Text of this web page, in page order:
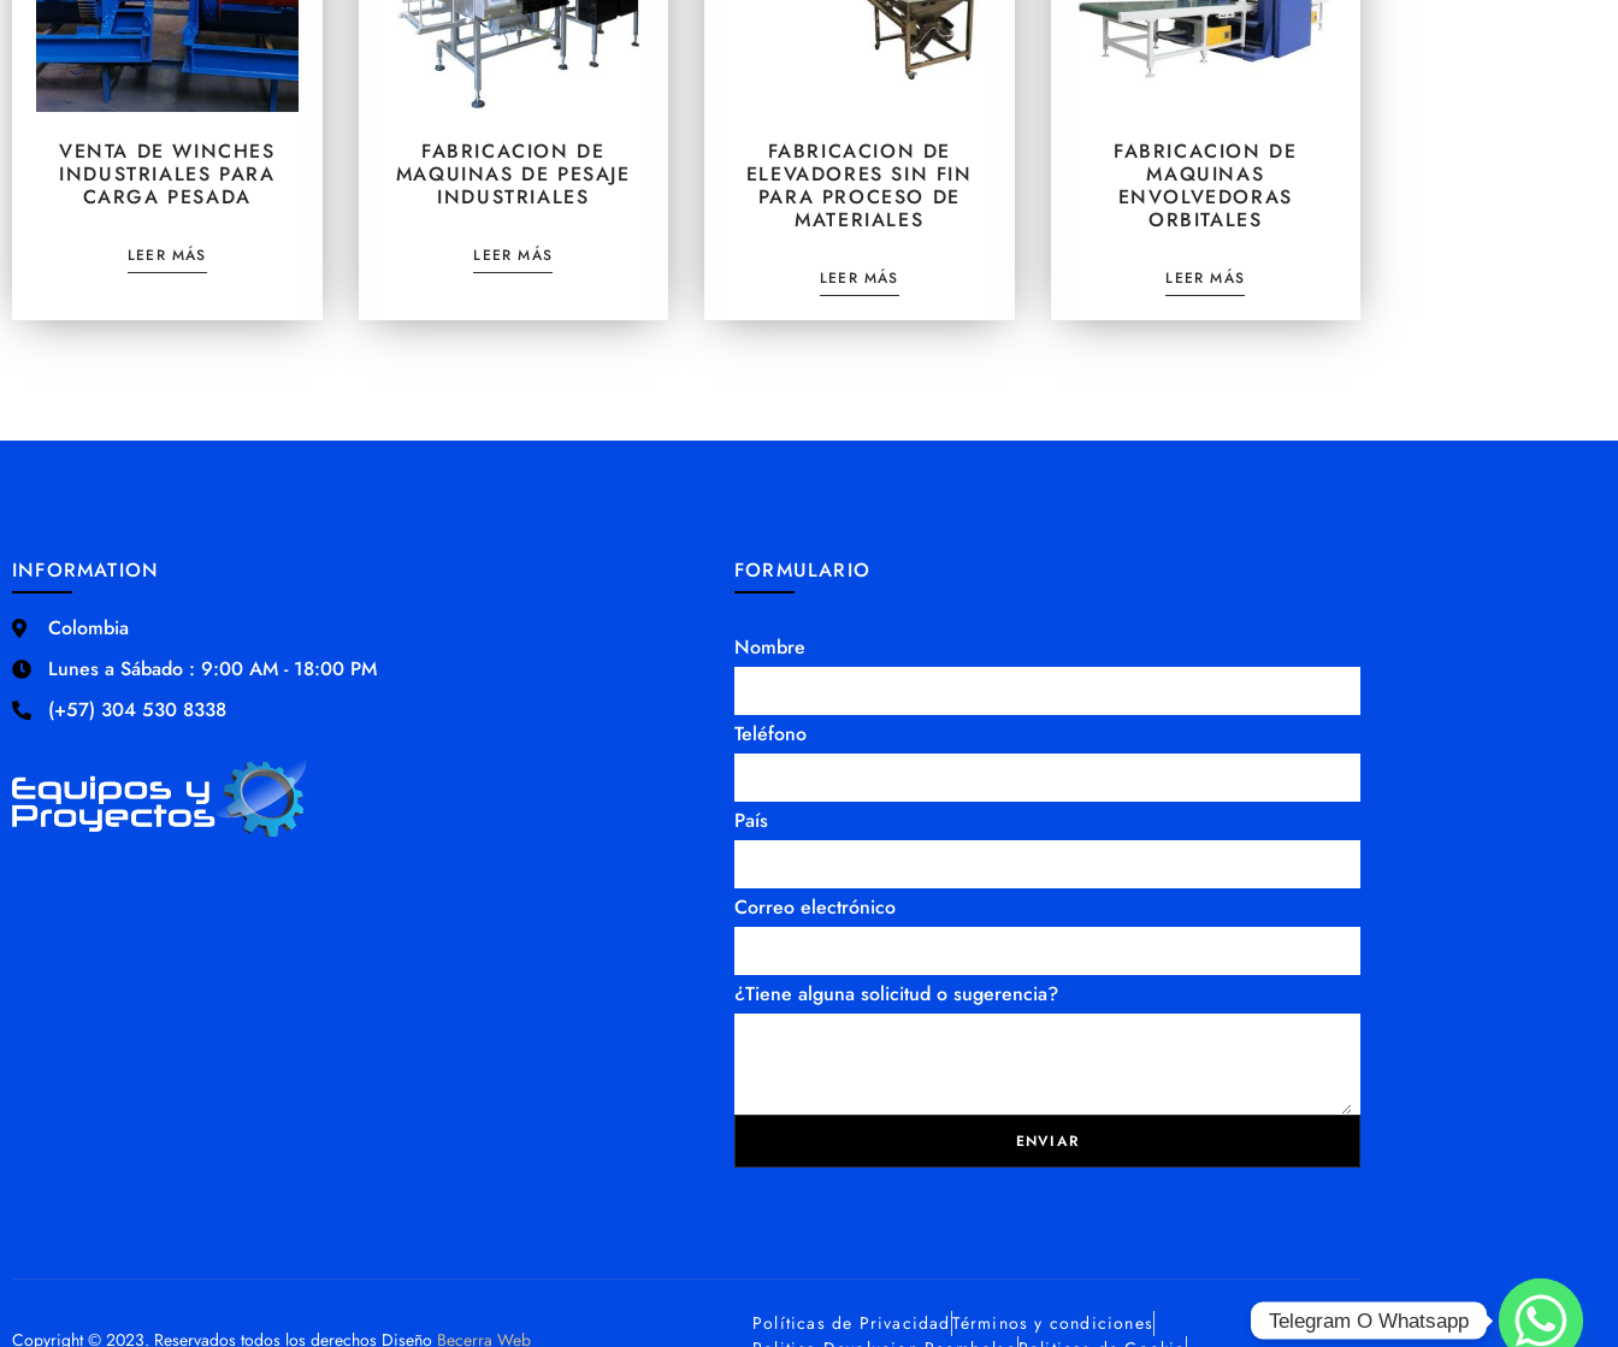
VENTA DE WINCHES
INDUSTRIALES PARA
CARGA PESADA
LEER MÁS
FABRICACION DE
MAQUINAS DE PESAJE
INDUSTRIALES
LEER MÁS
FABRICACION DE
ELEVADORES SIN FIN
PARA PROCESO DE
MATERIALES
LEER MÁS
FABRICACION DE
MAQUINAS
ENVOLVEDORAS
ORBITALES
LEER MÁS
INFORMATION
Colombia
Lunes a Sábado : 9:00 AM - 18:00 PM
(+57) 304 530 8338
FORMULARIO
Nombre
Teléfono
País
Correo electrónico
¿Tiene alguna solicitud o sugerencia?
ENVIAR
Copyright © 2023. Reservados todos los derechos Diseño Becerra Web
Políticas de Privacidad Términos y condiciones
Telegram O Whatsapp